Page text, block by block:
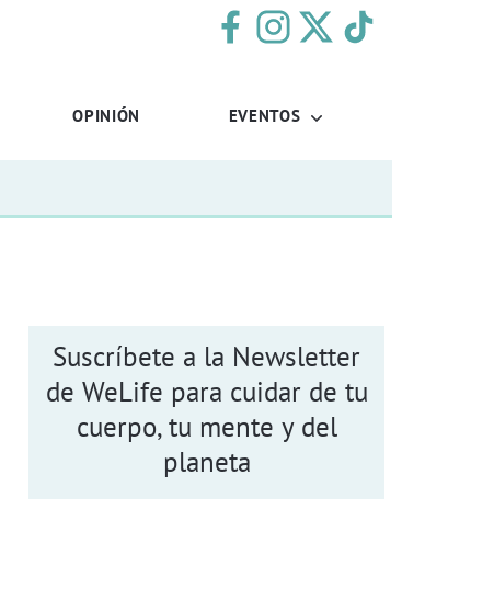
OPINIÓN EVENTOS
Suscríbete a la Newsletter
de WeLife para cuidar de tu
cuerpo, tu mente y del
planeta